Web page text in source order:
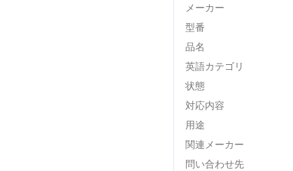
メーカー
型番
品名
英語カテゴリ
状態
対応内容
用途
関連メーカー
問い合わせ先